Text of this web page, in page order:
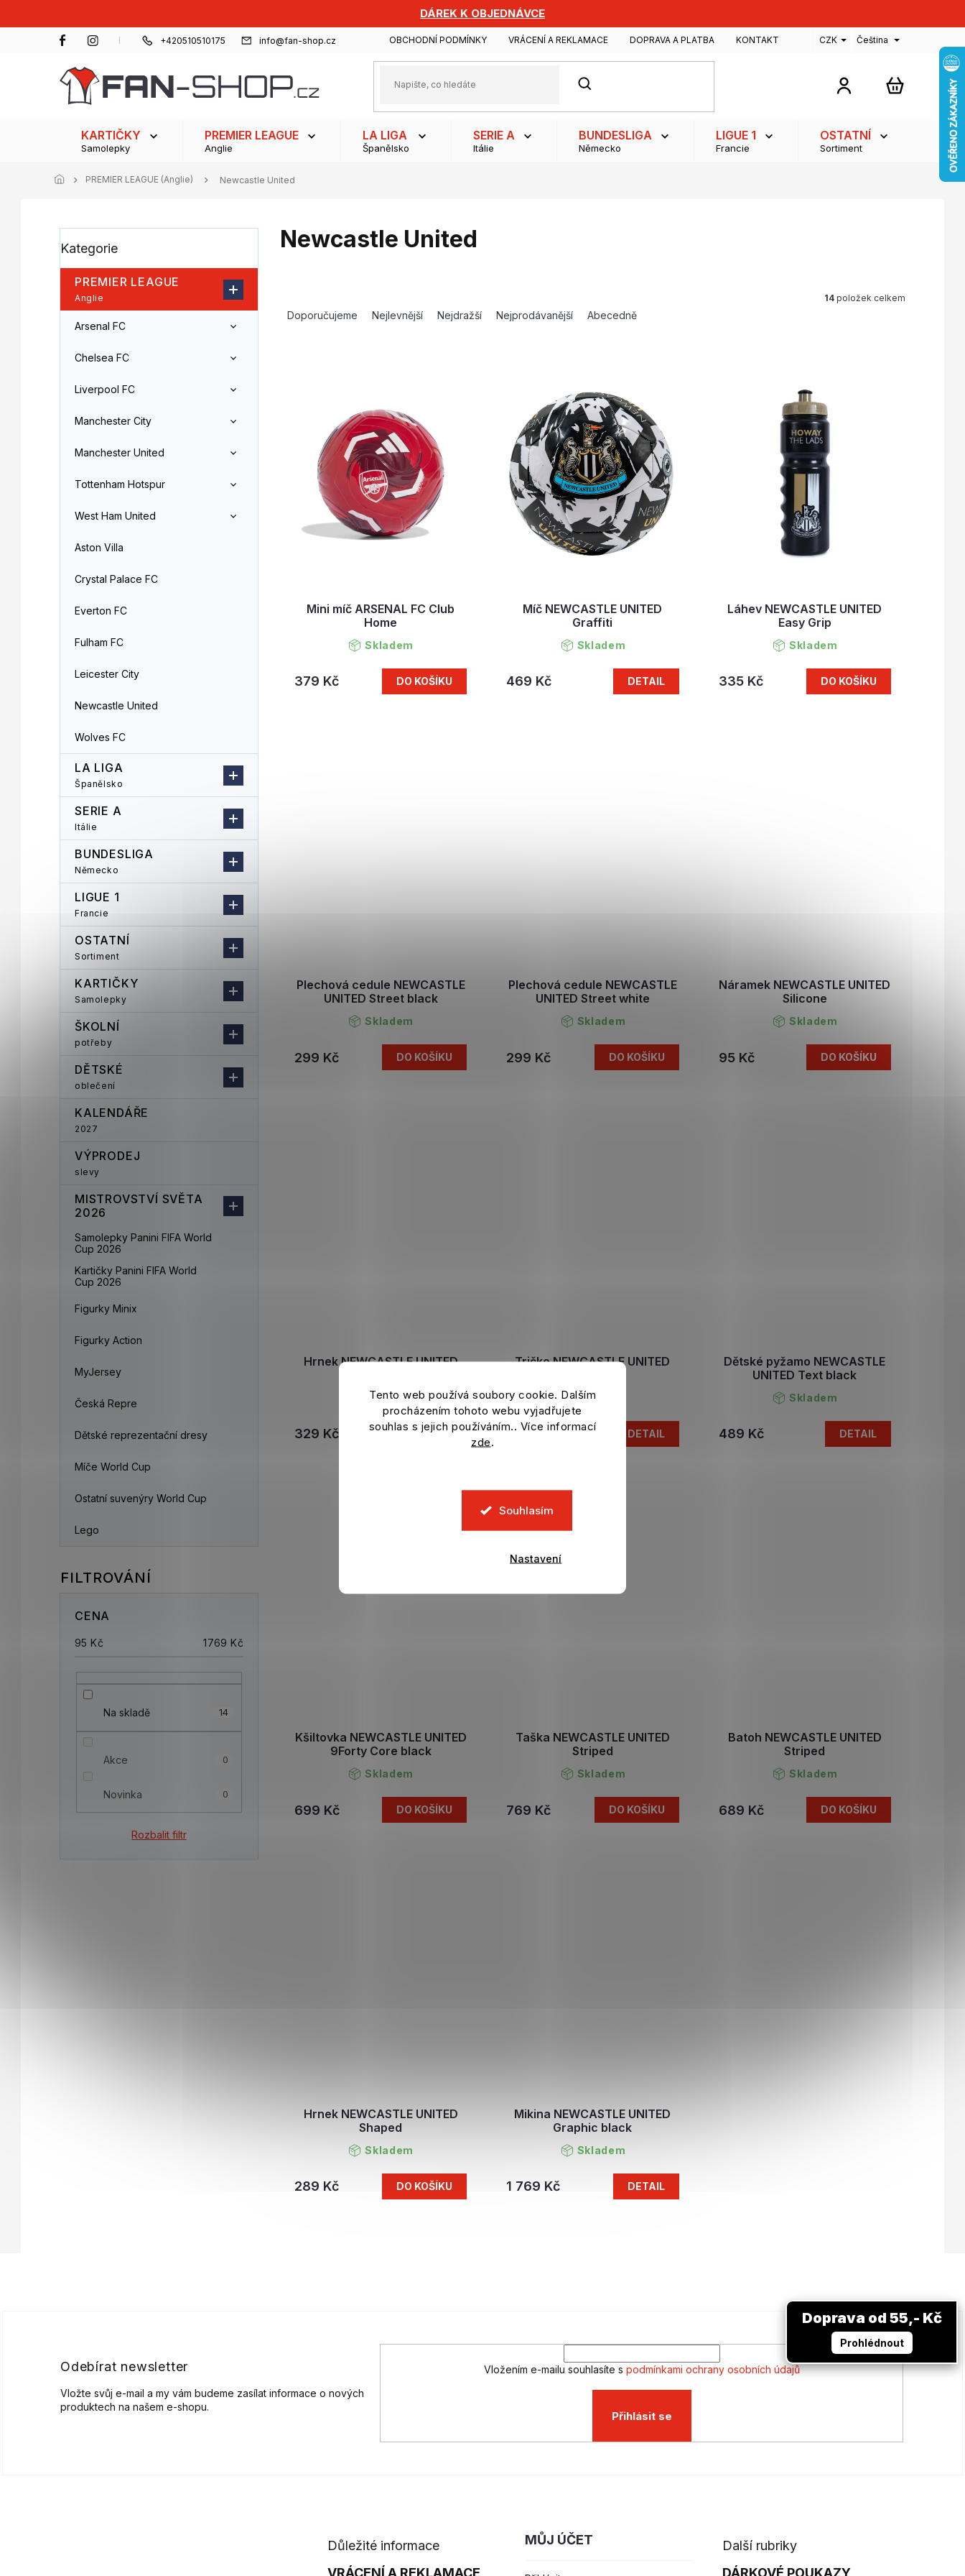
Tento web používá soubory cookie. Dalším
procházením tohoto webu vyjadřujete
souhlas s jejich používáním.. Více informací
zde.
Souhlasím
Nastavení
DÁREK K OBJEDNÁVCE
+420510510175 info@fan-shop.cz OBCHODNÍ PODMÍNKY VRÁCENÍ A REKLAMACE DOPRAVA A PLATBA KONTAKT CZK Čeština
HLEDAT
NÁKUPNÍ
KARTIČKY
Samolepky
PREMIER LEAGUE
Anglie
LA LIGA
Španělsko
SERIE A
Itálie
BUNDESLIGA
Německo
LIGUE 1
Francie
OSTATNÍ
Sortiment
PREMIER LEAGUE (Anglie) Newcastle United
o
s
a
kategorie
Kategorie
PREMIER LEAGUE
Anglie
Arsenal FC
Chelsea FC
Liverpool FC
Manchester City
Manchester United
Tottenham Hotspur
West Ham United
Aston Villa
Crystal Palace FC
Everton FC
Fulham FC
Leicester City
Newcastle United
Wolves FC
LA LIGA
Španělsko
SERIE A
Itálie
BUNDESLIGA
Německo
LIGUE 1
Francie
OSTATNÍ
Sortiment
KARTIČKY
Samolepky
ŠKOLNÍ
potřeby
DĚTSKÉ
oblečení
KALENDÁŘE
2027
VÝPRODEJ
slevy
MISTROVSTVÍ SVĚTA
2026
Samolepky Panini FIFA World
Cup 2026
Kartičky Panini FIFA World
Cup 2026
Figurky Minix
Figurky Action
MyJersey
Česká Repre
Dětské reprezentační dresy
Míče World Cup
Ostatní suvenýry World Cup
Lego
CENA
95 Kč 1769 Kč
Na skladě 14
Akce 0
Novinka 0
Rozbalit filtr
Newcastle United
Doporučujeme Nejlevnější Nejdražší Nejprodávanější Abecedně
14 položek celkem
Mini míč ARSENAL FC Club
Home
Skladem
379 Kč DO KOŠÍKU
Míč NEWCASTLE UNITED
Graffiti
Skladem
469 Kč DETAIL
Láhev NEWCASTLE UNITED
Easy Grip
Skladem
335 Kč DO KOŠÍKU
Plechová cedule NEWCASTLE
UNITED Street black
Skladem
299 Kč DO KOŠÍKU
Plechová cedule NEWCASTLE
UNITED Street white
Skladem
299 Kč DO KOŠÍKU
Náramek NEWCASTLE UNITED
Silicone
Skladem
95 Kč DO KOŠÍKU
Hrnek NEWCASTLE UNITED
Skladem
329 Kč DO KOŠÍKU
Tričko NEWCASTLE UNITED
Skladem
899 Kč DETAIL
Dětské pyžamo NEWCASTLE
UNITED Text black
Skladem
489 Kč DETAIL
Kšiltovka NEWCASTLE UNITED
9Forty Core black
Skladem
699 Kč DO KOŠÍKU
Taška NEWCASTLE UNITED
Striped
Skladem
769 Kč DO KOŠÍKU
Batoh NEWCASTLE UNITED
Striped
Skladem
689 Kč DO KOŠÍKU
Hrnek NEWCASTLE UNITED
Shaped
Skladem
289 Kč DO KOŠÍKU
Mikina NEWCASTLE UNITED
Graphic black
Skladem
1 769 Kč DETAIL
p
r
v
k
p
Odebírat newsletter
Vložte svůj e-mail a my vám budeme zasílat informace o nových
produktech na našem e-shopu.
Vložením e-mailu souhlasíte s podmínkami ochrany osobních údajů
Přihlásit se
Důležité informace
VRÁCENÍ A REKLAMACE
MŮJ ÚČET
Další rubriky
DÁRKOVÉ POUKAZY
Doprava od 55,- Kč
Prohlédnout